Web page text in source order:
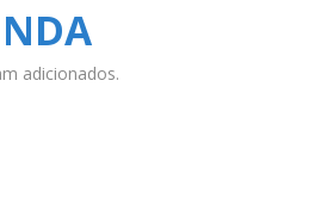
adicionados.